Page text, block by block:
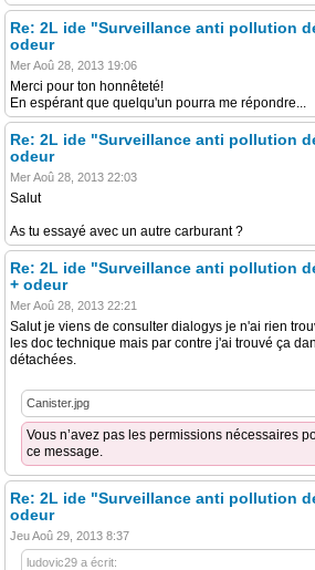
Re: 2L ide "Surveillance anti pollution
odeur
Mer Aoû 28, 2013 19:06
Merci pour ton honnêteté!
En espérant que quelqu'un pourra me répondre...
Re: 2L ide "Surveillance anti pollution
odeur
Mer Aoû 28, 2013 22:03
Salut
As tu essayé avec un autre carburant ?
Re: 2L ide "Surveillance anti pollution
+ odeur
Mer Aoû 28, 2013 22:21
Salut je viens de consulter dialogys je n'ai rien
les doc technique mais par contre j'ai trouvé ça
détachées.
Canister.jpg
Vous n’avez pas les permissions nécessaires
ce message.
Re: 2L ide "Surveillance anti pollution
odeur
Jeu Aoû 29, 2013 8:37
ludovic29 a écrit: